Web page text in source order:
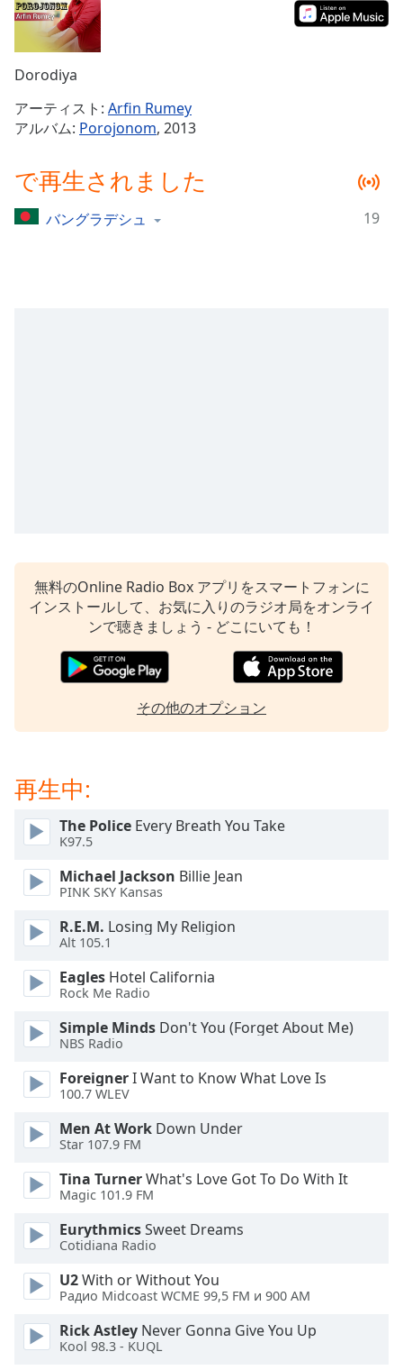
Time0:00
Duration-:-
Loaded:
Stream
TypeLIVE
live,
currently
liveLIVE
Remaining
Subtitles
subtitles
settings,
subtitles
settings
off,
Audio
Track
Picture-
Fullscreen
window.
Beginning
window.
Escape
cancel
close
window.
Color
Opacity
Dorodiya
アーティスト: Arfin Rumey
アルバム: Porojonom, 2013
で再生されました
バングラデシュ 19
無料のOnline Radio Box アプリをスマートフォンに
インストールして、お気に入りのラジオ局をオンライ
ンで聴きましょう - どこにいても！
その他のオプション
再生中:
The Police Every Breath You Take
K97.5
Michael Jackson Billie Jean
PINK SKY Kansas
R.E.M. Losing My Religion
Alt 105.1
Eagles Hotel California
Rock Me Radio
Simple Minds Don't You (Forget About Me)
NBS Radio
ForeignerI Want to Know What Love Is
100.7 WLEV
Men At Work Down Under
Star 107.9 FM
Tina TurnerWhat's Love Got To Do With It
Magic 101.9 FM
EurythmicsSweet Dreams
Cotidiana Radio
U2With or Without You
Радио Midcoast WCME 99,5 FM и 900 AM
Rick Astley Never Gonna Give You Up
Kool 98.3 - KUQL